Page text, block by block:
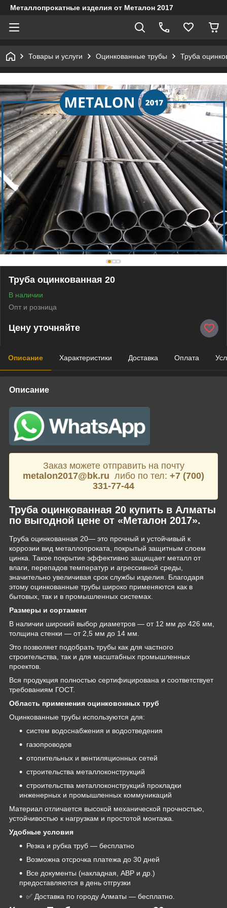
Металлопрокатные изделия от Металон 2017
Товары и услуги Оцинкованные трубы Труба
Труба оцинкованная 20
В наличии
Опт и розница
Цену уточняйте
Описание Характеристики Доставка Оплата
Описание
Заказ можете отправить на почту
metalon2017@bk.ru либо по тел: +7 (700)
331-77-44
Труба оцинкованная 20 купить в Алматы
по выгодной цене от «Металон 2017».
Труба оцинкованная 20— это прочный и устойчивый к
коррозии вид металлопроката, покрытый защитным слоем
цинка. Такое покрытие эффективно защищает металл от
влаги, перепадов температур и агрессивной среды,
значительно увеличивая срок службы изделия. Благодаря
этому оцинкованные трубы широко применяются как в
бытовых, так и в промышленных системах.
Размеры и сортамент
В наличии широкий выбор диаметров — от 12 мм до 426 мм,
толщина стенки — от 2,5 мм до 14 мм.
Это позволяет подобрать трубы как для частного
строительства, так и для масштабных промышленных
проектов.
Вся продукция полностью сертифицирована и соответствует
требованиям ГОСТ.
Область применения оцинковонных труб
Оцинкованные трубы используются для:
систем водоснабжения и водоотведения
газопроводов
отопительных и вентиляционных сетей
строительства металлоконструкций
строительства металлоконструкций прокладки
инженерных и промышленных коммуникаций
Материал отличается высокой механической прочностью,
устойчивостью к нагрузкам и простотой монтажа.
Удобные условия
Резка и рубка труб — бесплатно
Возможна отсрочка платежа до 30 дней
Все документы (накладная, АВР и др.)
предоставляются в день отгрузки
✅ Доставка по городу Алматы — бесплатно.